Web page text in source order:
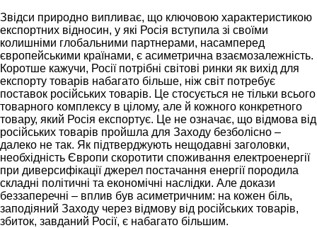
Звідси природно випливає, що ключовою характеристикою
експортних відносин, у які Росія вступила зі своїми
колишніми глобальними партнерами, насамперед
європейськими країнами, є асиметрична взаємозалежність.
Коротше кажучи, Росії потрібні світові ринки як вихід для
експорту товарів набагато більше, ніж світ потребує
поставок російських товарів. Це стосується не тільки всього
товарного комплексу в цілому, але й кожного конкретного
товару, який Росія експортує. Це не означає, що відмова від
російських товарів пройшла для Заходу безболісно –
далеко не так. Як підтверджують нещодавні заголовки,
необхідність Європи скоротити споживання електроенергії
при диверсифікації джерел постачання енергії породила
складні політичні та економічні наслідки. Але докази
беззаперечні – вплив був асиметричним: на кожен біль,
заподіяний Заходу через відмову від російських товарів,
збиток, завданий Росії, є набагато більшим.